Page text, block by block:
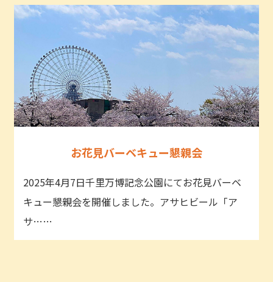
お花見バーベキュー懇親会
2025年4月7日千里万博記念公園にてお花見バーベ
キュー懇親会を開催しました。アサヒビール「ア
サ……